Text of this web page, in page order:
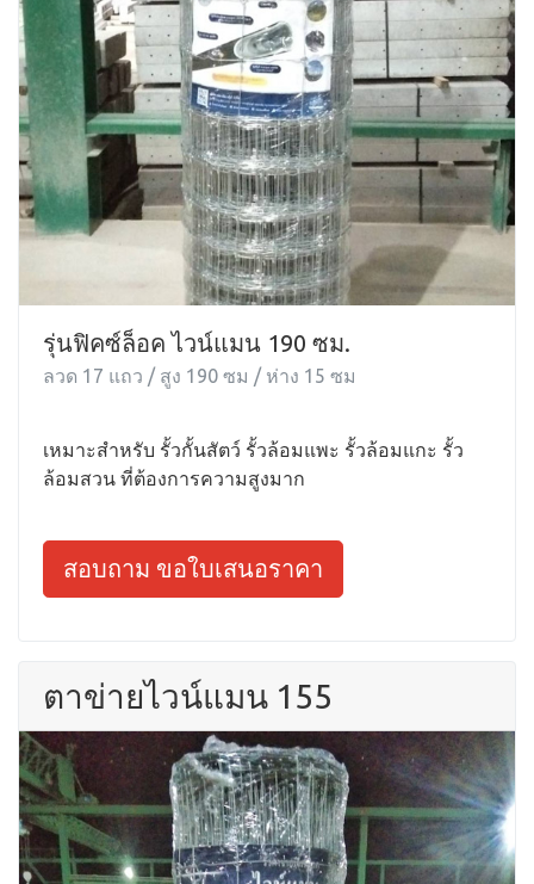
รุ่นฟิคซ์ล็อค ไวน์แมน 190 ซม.
ลวด 17 แถว / สูง 190 ซม / ห่าง 15 ซม
เหมาะสำหรับ รั้วกั้นสัตว์ รั้วล้อมแพะ รั้วล้อมแกะ รั้ว
ล้อมสวน ที่ต้องการความสูงมาก
สอบถาม ขอใบเสนอราคา
ตาข่ายไวน์แมน 155